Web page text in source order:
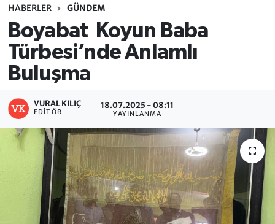
HABERLER GÜNDEM
Boyabat Koyun Baba
Türbesi’nde Anlamlı
Buluşma
VURAL KILIÇ
EDITÖR
18.07.2025 - 08:11
YAYINLANMA
Sinop Trafik Yoğunluk Haritası
Süper Lig Puan Durumu ve Fikstür
Tüm Manşetler
Son Dakika Haberleri
Haber Arşivi